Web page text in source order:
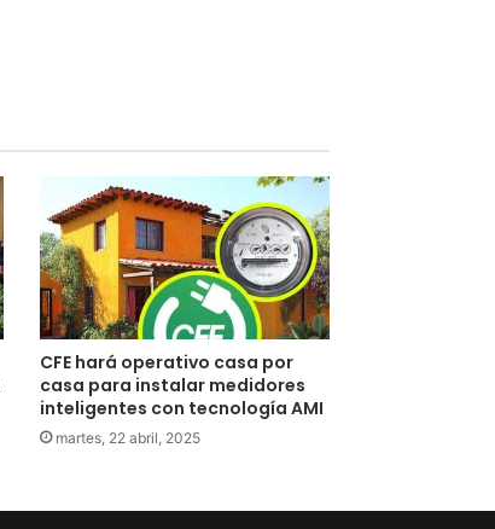
CFE hará operativo casa por
casa para instalar medidores
inteligentes con tecnología AMI
martes, 22 abril, 2025